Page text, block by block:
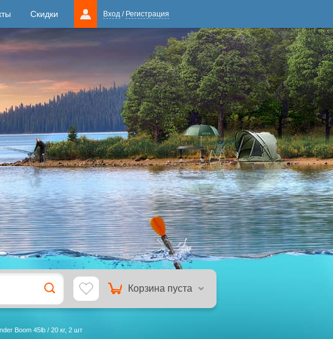
Скидки Вход / Регистрация
Корзина пуста
Boom 45lb / 20 кг, 2 шт